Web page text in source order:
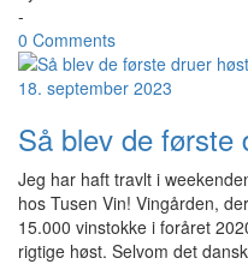
-
0 Comments
18. september 2023
Så blev de første
Jeg har haft travlt i
hos Tusen Vin! Vingården,
15.000 vinstokke i foråret
rigtige høst. Selvom det